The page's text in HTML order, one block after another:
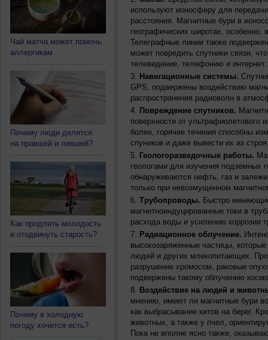
Чай матча может помочь
аллергикам
Почему люди делятся
на правшей и левшей?
Как продлить молодость
и отодвинуть старость?
Почему в холодную
погоду хочется есть?
используют ионосферу для
расстояния. Магнитные бури в
географических широтах,
Телеграфные линии также
может повредить спутники связи,
телевидение, телефонию и интернет.
Навигационные системы.
GPS, подвержены воздействию
распространения радиоволн в
Повреждение спутников.
поверхности от ультрафиолетового
более, горячие течения способны
спуников и даже вывести их из
Геологоразведочные работы.
геологами для изучения подземных
обнаруживаются нефть, газ и
только при невозмущенном
Трубопроводы. Быстро
магнитноиндуцированные токи в
расхода воды и усилению коррозии
Радиационное облучение.
высокозаряженные частицы,
людей и других млекопитающих.
разрушение хромосом, раковые
подвержены такому облучению
Воздействие на людей и
мнению, имеют ли магнитные бури
как выбрасывание китов на берег.
животных, а также у пчел,
Пока не вполне ясно также,